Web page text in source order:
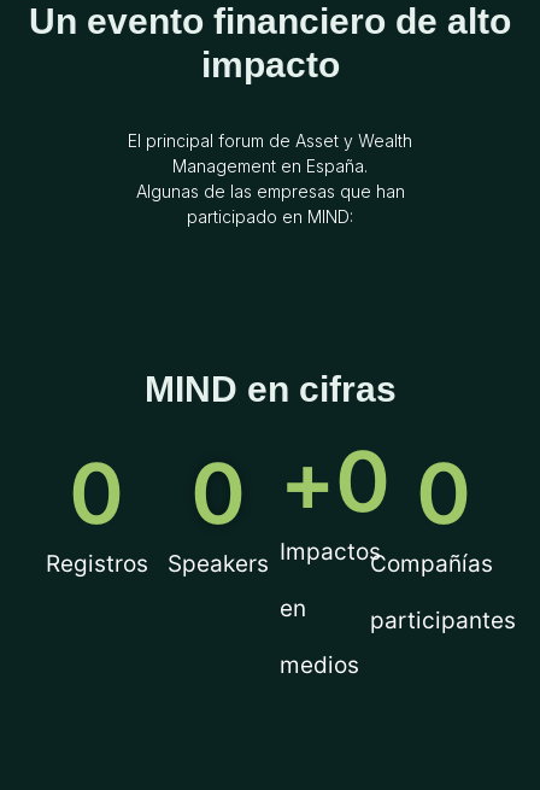
4 de noviembre de 2026. 09:30 El evento se
desarrolla en una única jornada y se tratarán las
Un evento financiero de alto
impacto
El principal forum de Asset y Wealth
Management en España.
Algunas de las empresas que han
participado en MIND:
MIND en cifras
Registros
0
Speakers
0
Impactos
en
medios
+0
Compañías
participantes
0